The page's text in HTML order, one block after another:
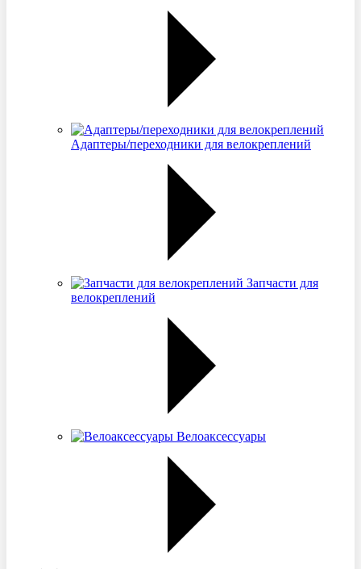
Адаптеры/переходники для велокреплений
Запчасти для
велокреплений
Велоаксессуары